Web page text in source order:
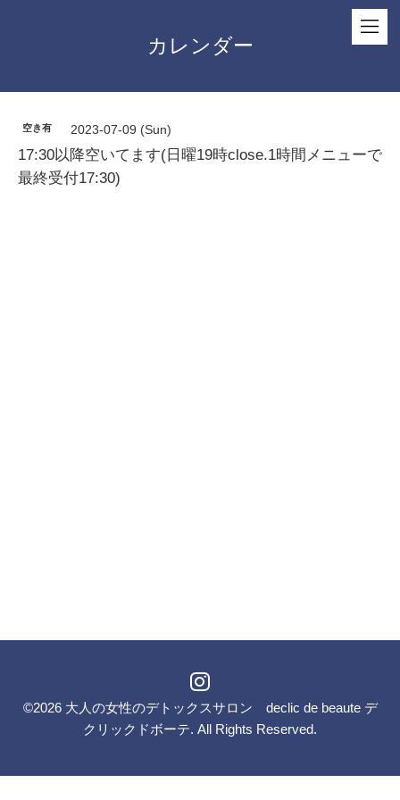
カレンダー
空き有 2023-07-09 (Sun)
17:30以降空いてます(日曜19時close.1時間メニューで
最終受付17:30)
©2026 大人の女性のデトックスサロン declic de beaute デ
クリックドボーテ. All Rights Reserved.